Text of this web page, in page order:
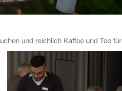
und reichlich Kaffee und Tee für